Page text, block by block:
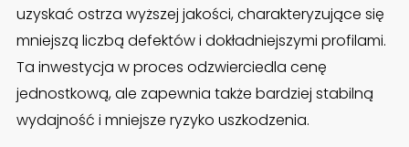
uzyskać ostrza wyższej jakości, charakteryzujące się
mniejszą liczbą defektów i dokładniejszymi profilami.
Ta inwestycja w proces odzwierciedla cenę
jednostkową, ale zapewnia także bardziej stabilną
wydajność i mniejsze ryzyko uszkodzenia.